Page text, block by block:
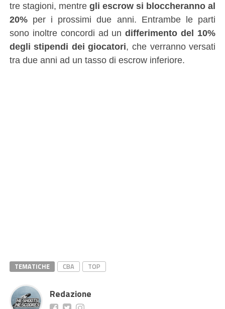
tre stagioni, mentre gli escrow si bloccheranno al
20%per i prossimi due anni. Entrambe le parti
sono inoltre concordi ad undifferimento del 10%
degli stipendi dei giocatori, che verranno versati
tra due anni ad un tasso di escrow inferiore.
TEMATICHE CBA TOP
Redazione